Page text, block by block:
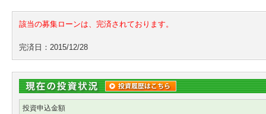
該当の募集ローンは、完済されております。
完済日：2015/12/28
投資申込金額